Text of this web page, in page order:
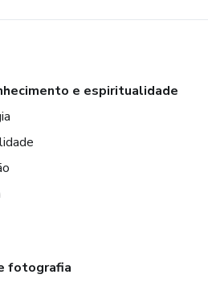
e espiritualidade
fotografia